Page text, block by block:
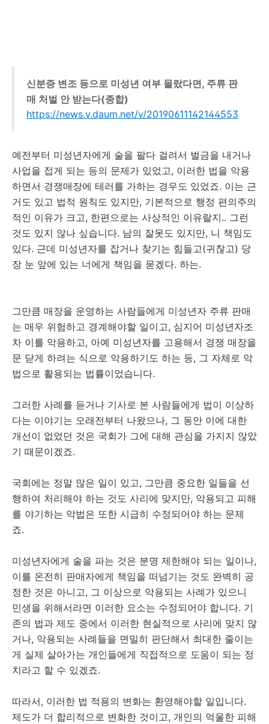
신분증 변조 등으로 미성년 여부 몰랐다면, 주류 판
매 처벌 안 받는다(종합)
https://news.v.daum.net/v/20190611142144553
예전부터 미성년자에게 술을 팔다 걸려서 벌금을 내거나
사업을 접게 되는 등의 문제가 있었고, 이러한 법을 악용
하면서 경쟁매장에 테러를 가하는 경우도 있었죠. 이는 근
거도 있고 법적 원칙도 있지만, 기본적으로 행정 편의주의
적인 이유가 크고, 한편으로는 사상적인 이유랄지.. 그런
것도 있지 않나 싶습니다. 남의 잘못도 있지만, 니 책임도
있다. 근데 미성년자를 잡거나 찾기는 힘들고(귀찮고) 당
장 눈 앞에 있는 너에게 책임을 묻겠다. 하는.
그만큼 매장을 운영하는 사람들에게 미성년자 주류 판매
는 매우 위험하고 경계해야할 일이고, 심지어 미성년자조
차 이를 악용하고, 아예 미성년자를 고용해서 경쟁 매장을
문 닫게 하려는 식으로 악용하기도 하는 등, 그 자체로 악
법으로 활용되는 법률이었습니다.
그러한 사례를 듣거나 기사로 본 사람들에게 법이 이상하
다는 이야기는 오래전부터 나왔으나, 그 동안 이에 대한
개선이 없었던 것은 국회가 그에 대해 관심을 가지지 않았
기 때문이겠죠.
국회에는 정말 많은 일이 있고, 그만큼 중요한 일들을 선
행하여 처리해야 하는 것도 사리에 맞지만, 악용되고 피해
를 야기하는 악법은 또한 시급히 수정되어야 하는 문제
죠.
미성년자에게 술을 파는 것은 분명 제한해야 되는 일이나,
이를 온전히 판매자에게 책임을 떠넘기는 것도 완벽히 공
정한 것은 아니고, 그 이상으로 악용되는 사례가 있으니
민생을 위해서라면 이러한 요소는 수정되어야 합니다. 기
존의 법과 제도 중에서 이러한 현실적으로 사리에 맞지 않
거나, 악용되는 사례들을 면밀히 판단해서 최대한 줄이는
게 실제 살아가는 개인들에게 직접적으로 도움이 되는 정
치라고 할 수 있겠죠.
따라서, 이러한 법 적용의 변화는 환영해야할 일입니다.
제도가 더 합리적으로 변화한 것이고, 개인의 억울한 피해